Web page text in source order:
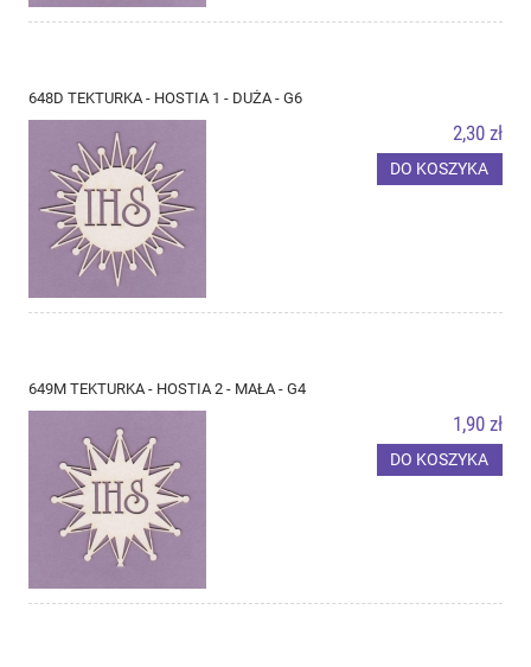
648D TEKTURKA - HOSTIA 1 - DUŻA - G6
2,30 zł
DO KOSZYKA
649M TEKTURKA - HOSTIA 2 - MAŁA - G4
1,90 zł
DO KOSZYKA